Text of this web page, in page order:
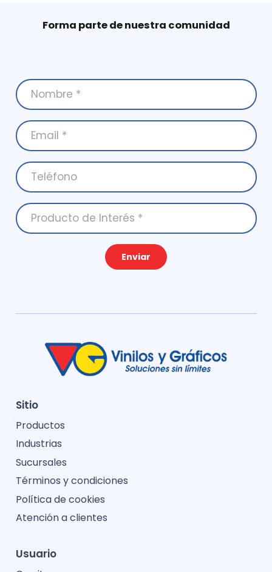
Forma parte de nuestra comunidad
Enviar
Sitio
Productos
Industrias
Sucursales
Términos y condiciones
Política de cookies
Atención a clientes
Usuario